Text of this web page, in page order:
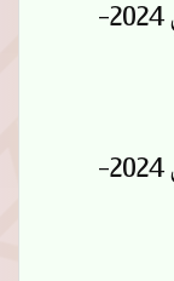
برنامج الفصل الاول للعام الدراسي 2024-
برنامج الفصل الاول للعام الدراسي 2024-